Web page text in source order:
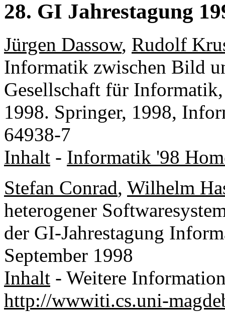
28. GI Jahrestagung
Jürgen Dassow, Rudolf
Informatik zwischen Bild
Gesellschaft für
1998. Springer, 1998,
64938-7
Inhalt - Informatik '98
Stefan Conrad, Wilhelm
heterogener
der GI-Jahrestagung
September 1998
Inhalt - Weitere
http://wwwiti.cs.uni-